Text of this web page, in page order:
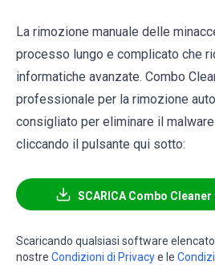
La rimozione manuale delle
processo lungo e complicato che
informatiche avanzate. Combo
professionale per la rimozione
consigliato per eliminare il
cliccando il pulsante qui sotto:
SCARICA Combo
Scaricando qualsiasi software
nostre Condizioni di Privacye le